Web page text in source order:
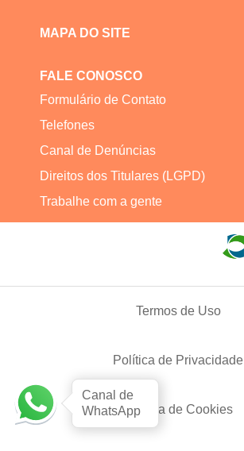
MAPA DO SITE
FALE CONOSCO
Formulário de Contato
Telefones
Canal de Denúncias
Direitos dos Titulares (LGPD)
Trabalhe com a gente
Termos de Uso
Política de Privacidade
Política de Cookies
Canal de
WhatsApp